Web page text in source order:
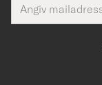
mailadresse
skal
Tack
för